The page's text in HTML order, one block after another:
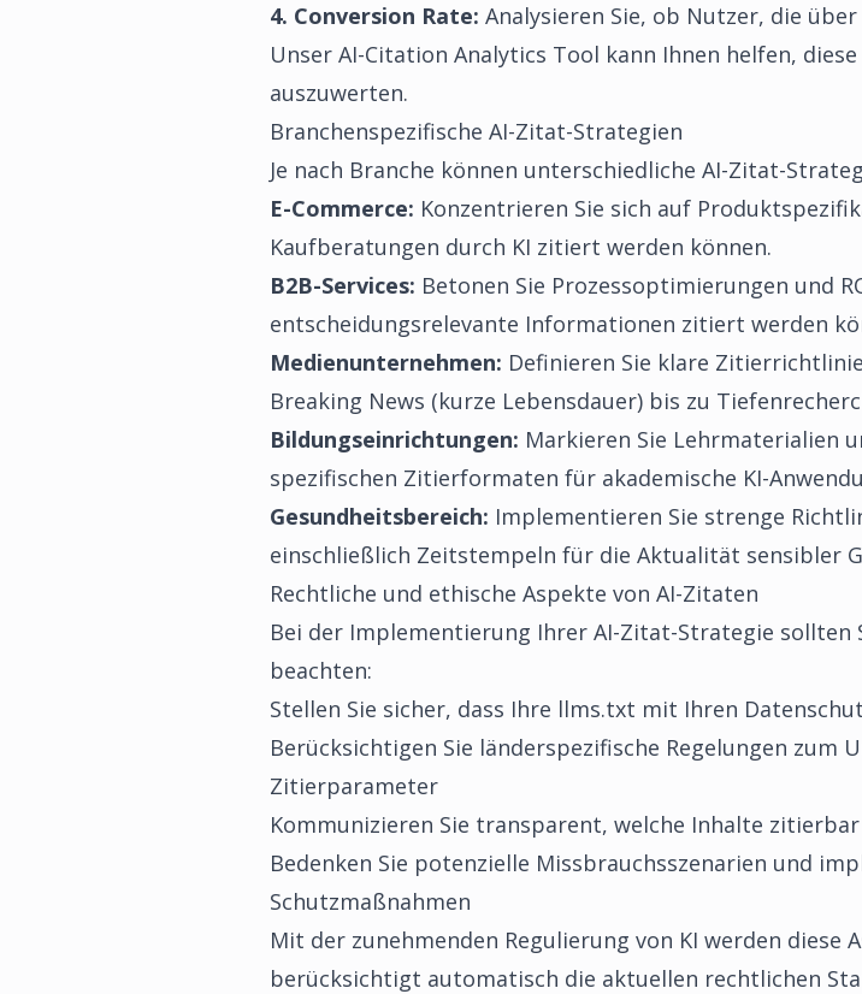
4. Conversion Rate: Analysieren Sie, ob Nutzer, die
Unser AI-Citation Analytics Tool kann Ihnen helfen,
auszuwerten.
Branchenspezifische AI-Zitat-Strategien
Je nach Branche können unterschiedliche AI-Zitat-
E-Commerce: Konzentrieren Sie sich auf
Kaufberatungen durch KI zitiert werden können.
B2B-Services: Betonen Sie Prozessoptimierungen und
entscheidungsrelevante Informationen zitiert werden
Medienunternehmen: Definieren Sie klare
Breaking News (kurze Lebensdauer) bis zu
Bildungseinrichtungen: Markieren Sie Lehrmaterialien
spezifischen Zitierformaten für akademische KI-
Gesundheitsbereich: Implementieren Sie strenge
einschließlich Zeitstempeln für die Aktualität sensibler
Rechtliche und ethische Aspekte von AI-Zitaten
Bei der Implementierung Ihrer AI-Zitat-Strategie sollten
beachten:
Stellen Sie sicher, dass Ihre llms.txt mit Ihren
Berücksichtigen Sie länderspezifische Regelungen
Zitierparameter
Kommunizieren Sie transparent, welche Inhalte
Bedenken Sie potenzielle Missbrauchsszenarien und
Schutzmaßnahmen
Mit der zunehmenden Regulierung von KI werden
berücksichtigt automatisch die aktuellen rechtlichen